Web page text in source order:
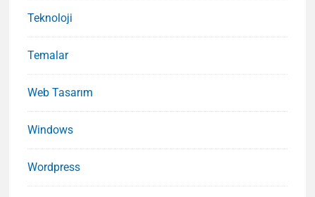
Teknoloji
Temalar
Web Tasarım
Windows
Wordpress